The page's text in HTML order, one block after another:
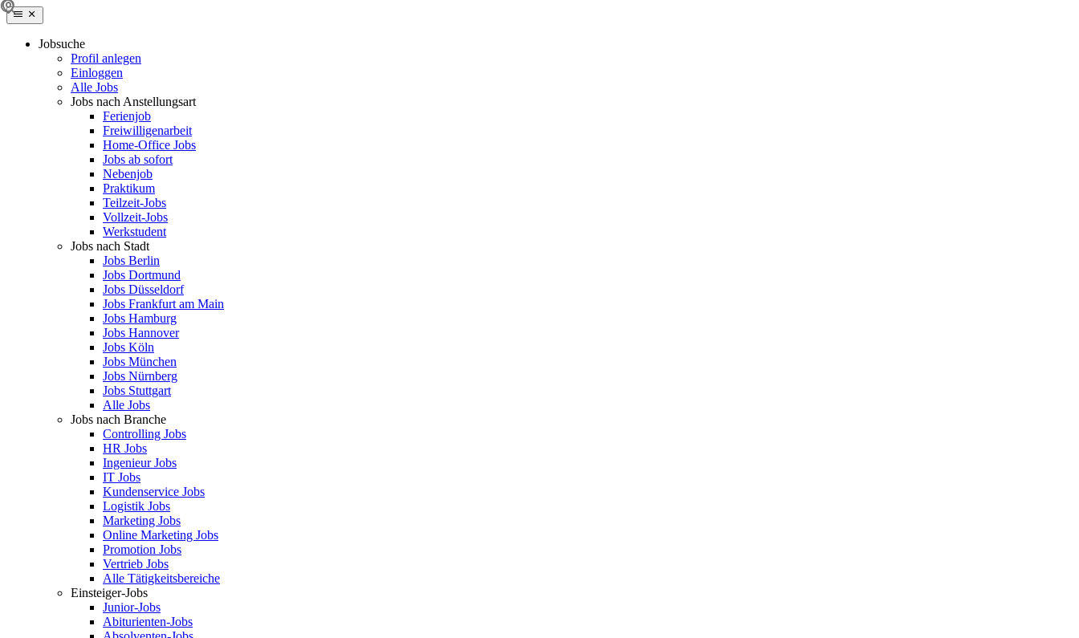
Jobsuche
Profil anlegen
Einloggen
Alle Jobs
Jobs nach Anstellungsart
Ferienjob
Freiwilligenarbeit
Home-Office Jobs
Jobs ab sofort
Nebenjob
Praktikum
Teilzeit-Jobs
Vollzeit-Jobs
Werkstudent
Jobs nach Stadt
Jobs Berlin
Jobs Dortmund
Jobs Düsseldorf
Jobs Frankfurt am Main
Jobs Hamburg
Jobs Hannover
Jobs Köln
Jobs München
Jobs Nürnberg
Jobs Stuttgart
Alle Jobs
Jobs nach Branche
Controlling Jobs
HR Jobs
Ingenieur Jobs
IT Jobs
Kundenservice Jobs
Logistik Jobs
Marketing Jobs
Online Marketing Jobs
Promotion Jobs
Vertrieb Jobs
Alle Tätigkeitsbereiche
Einsteiger-Jobs
Junior-Jobs
Abiturienten-Jobs